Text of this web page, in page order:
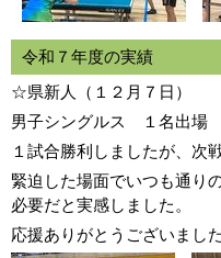
令和７年度の実績
☆県新人（１２月７日）
男子シングルス １名出場
１試合勝利しましたが、次
緊迫した場面でいつも通り
必要だと実感しました。
応援ありがとうございました